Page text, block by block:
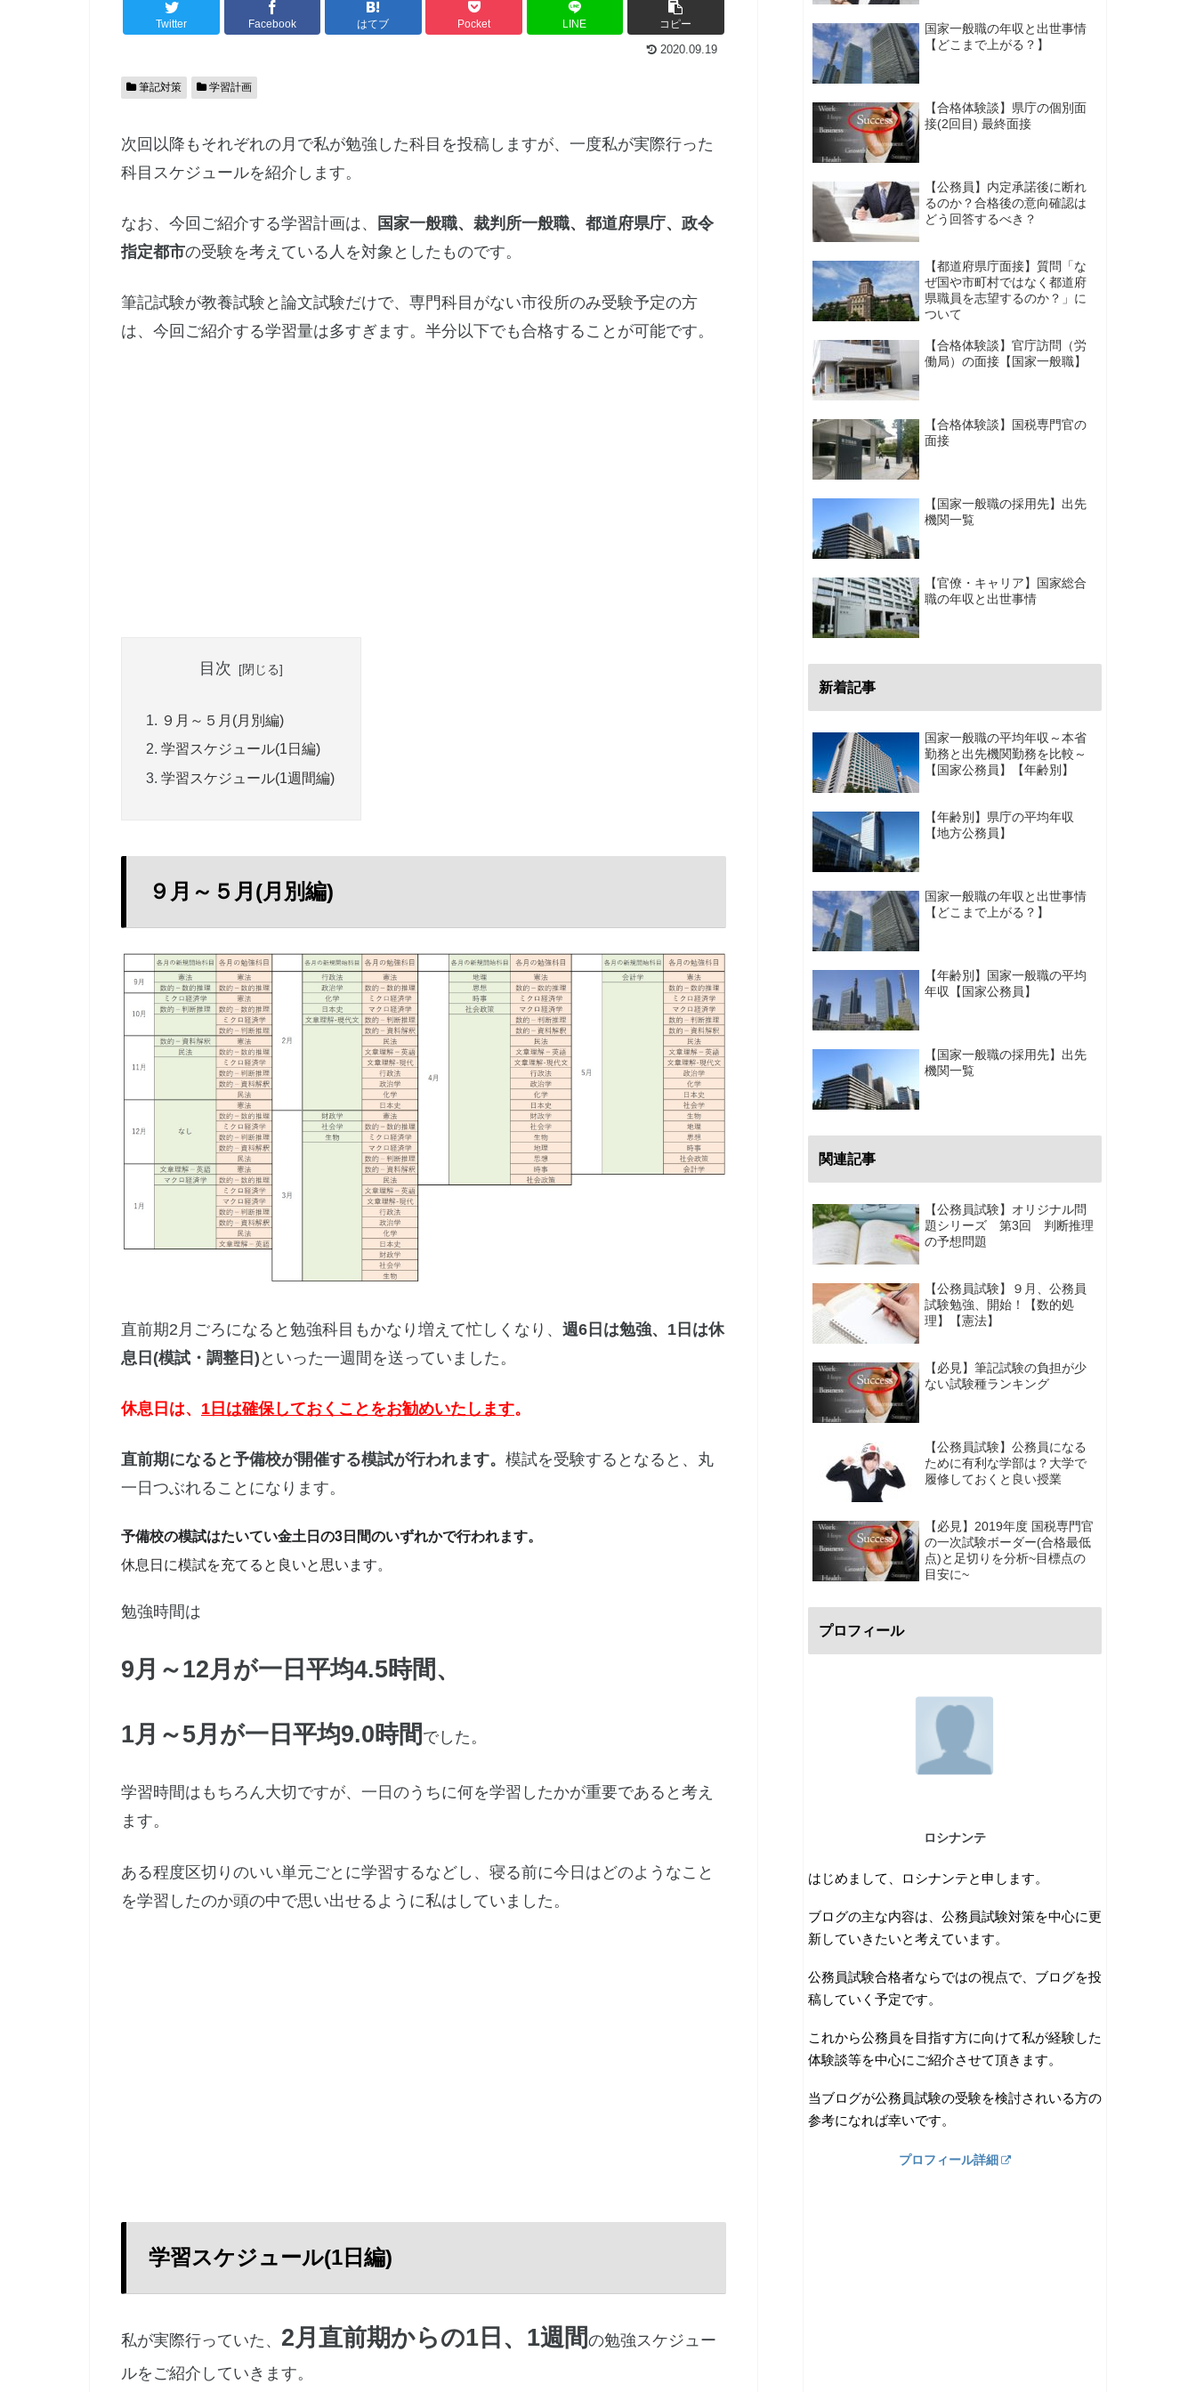
Twitter Facebook はてブ Pocket LINE コピー
2020.09.19
筆記対策 学習計画
次回以降もそれぞれの月で私が勉強した科目を投稿しますが、一度私が実際行った
科目スケジュールを紹介します。
なお、今回ご紹介する学習計画は、
国家一般職、裁判所一般職、都道府県庁、政令
指定都市の受験を考えている人を対象としたものです。
筆記試験が教養試験と論文試験だけで、専門科目がない市役所のみ受験予定の方
は、今回ご紹介する学習量は多すぎます。半分以下でも合格することが可能です。
目次
９月～５月(月別編)
学習スケジュール(1日編)
学習スケジュール(1週間編)
９月～５月(月別編)
直前期2月ごろになると勉強科目もかなり増えて忙しくなり、 週6日は勉強、1日は休
息日(模試・調整日) といった一週間を送っていました。
休息日は、 1日は確保しておくことをお勧めいたします。
直前期になると予備校が開催する模試が行われます。 模試を受験するとなると、丸
一日つぶれることになります。
予備校の模試はたいてい金土日の3日間のいずれかで行われます。
休息日に模試を充てると良いと思います。
勉強時間は
9月～12月が一日平均4.5時間、
1月～5月が一日平均9.0時間 でした。
学習時間はもちろん大切ですが、一日のうちに何を学習したかが重要であると考え
ます。
ある程度区切りのいい単元ごとに学習するなどし、寝る前に今日はどのようなこと
を学習したのか頭の中で思い出せるように私はしていました。
学習スケジュール(1日編)
私が実際行っていた、 2月直前期からの1日、1週間 の勉強スケジュー
ルをご紹介していきます。
国家一般職の年収と出世事情
【どこまで上がる？】
【合格体験談】県庁の個別面
接(2回目) 最終面接
【公務員】内定承諾後に断れ
るのか？合格後の意向確認は
どう回答するべき？
【都道府県庁面接】質問「な
ぜ国や市町村ではなく都道府
県職員を志望するのか？」に
ついて
【合格体験談】官庁訪問（労
働局）の面接【国家一般職】
【合格体験談】国税専門官の
面接
【国家一般職の採用先】出先
機関一覧
【官僚・キャリア】国家総合
職の年収と出世事情
新着記事
国家一般職の平均年収～本省
勤務と出先機関勤務を比較～
【国家公務員】【年齢別】
【年齢別】県庁の平均年収
【地方公務員】
国家一般職の年収と出世事情
【どこまで上がる？】
【年齢別】国家一般職の平均
年収【国家公務員】
【国家一般職の採用先】出先
機関一覧
関連記事
【公務員試験】オリジナル問
題シリーズ 第3回 判断推理
の予想問題
【公務員試験】９月、公務員
試験勉強、開始！【数的処
理】【憲法】
【必見】筆記試験の負担が少
ない試験種ランキング
【公務員試験】公務員になる
ために有利な学部は？大学で
履修しておくと良い授業
【必見】2019年度 国税専門官
の一次試験ボーダー(合格最低
点)と足切りを分析~目標点の
目安に~
プロフィール
ロシナンテ
はじめまして、ロシナンテと申します。
ブログの主な内容は、公務員試験対策を中心に更
新していきたいと考えています。
公務員試験合格者ならではの視点で、ブログを投
稿していく予定です。
これから公務員を目指す方に向けて私が経験した
体験談等を中心にご紹介させて頂きます。
当ブログが公務員試験の受験を検討されいる方の
参考になれば幸いです。
プロフィール詳細